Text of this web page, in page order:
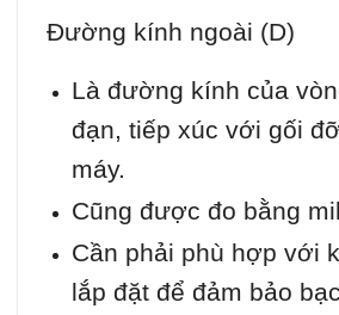
Đường kính ngoài (D)
Là đường kính của
đạn, tiếp xúc với gối
máy.
Cũng được đo bằng
Cần phải phù hợp với
lắp đặt để đảm bảo